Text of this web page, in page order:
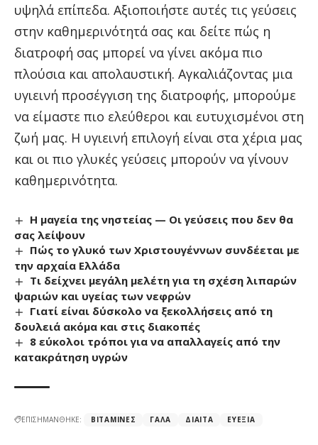
υψηλά επίπεδα. Αξιοποιήστε αυτές τις γεύσεις
στην καθημερινότητά σας και δείτε πώς η
διατροφή σας μπορεί να γίνει ακόμα πιο
πλούσια και απολαυστική. Αγκαλιάζοντας μια
υγιεινή προσέγγιση της διατροφής, μπορούμε
να είμαστε πιο ελεύθεροι και ευτυχισμένοι στη
ζωή μας. Η υγιεινή επιλογή είναι στα χέρια μας
και οι πιο γλυκές γεύσεις μπορούν να γίνουν
καθημερινότητα.
Η μαγεία της νηστείας — Οι γεύσεις που δεν θα
σας λείψουν
Πώς το γλυκό των Χριστουγέννων συνδέεται με
την αρχαία Ελλάδα
Τι δείχνει μεγάλη μελέτη για τη σχέση λιπαρών
ψαριών και υγείας των νεφρών
Γιατί είναι δύσκολο να ξεκολλήσεις από τη
δουλειά ακόμα και στις διακοπές
8 εύκολοι τρόποι για να απαλλαγείς από την
κατακράτηση υγρών
ΕΠΙΣΗΜΑΝΘΗΚΕ: ΒΙΤΑΜΊΝΕΣ ΓΆΛΑ ΔΊΑΙΤΑ ΕΥΕΞΊΑ